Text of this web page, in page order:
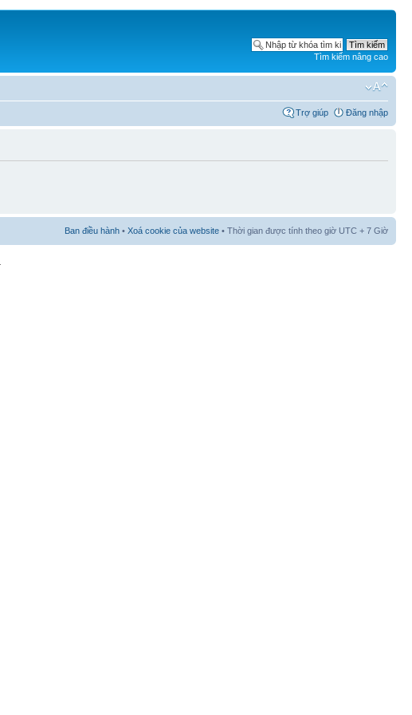
Tìm kiếm nâng cao
Trợ giúp Đăng nhập
Ban điều hành • Xoá cookie của website • Thời gian được tính theo giờ UTC + 7 Giờ